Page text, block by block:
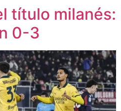
título milanés:
0-3